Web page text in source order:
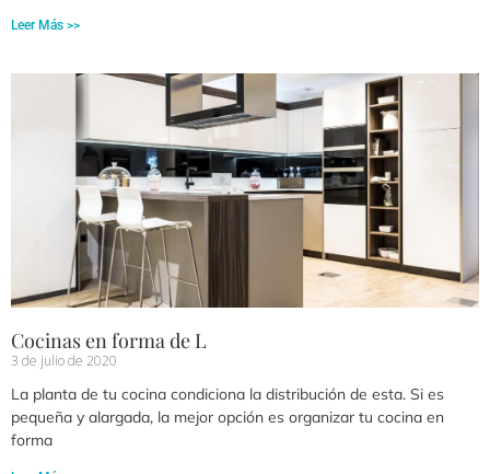
Leer Más >>
Cocinas en forma de L
3 de julio de 2020
La planta de tu cocina condiciona la distribución de esta. Si es
pequeña y alargada, la mejor opción es organizar tu cocina en
forma